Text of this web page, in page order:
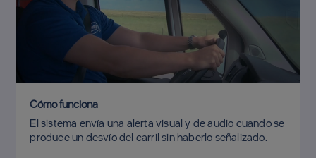
Cómo funciona
El sistema envía una alerta visual y de audio cuando se
produce un desvío del carril sin haberlo señalizado.